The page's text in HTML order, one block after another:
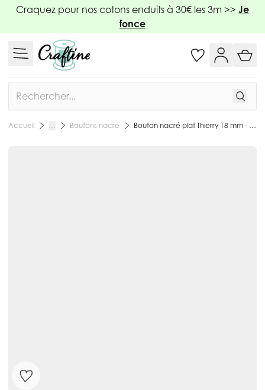
Allez au contenu
Craquez pour nos cotons enduits à 30€ les 3m >> Je
fonce
Accueil … Boutons nacre Bouton nacré plat Thierry 18 mm - Blanc